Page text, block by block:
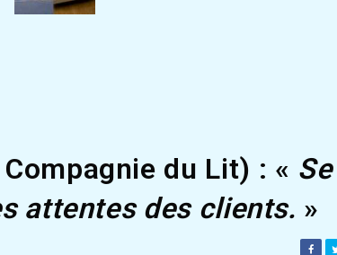
du Lit) : « Se
attentes des clients. »